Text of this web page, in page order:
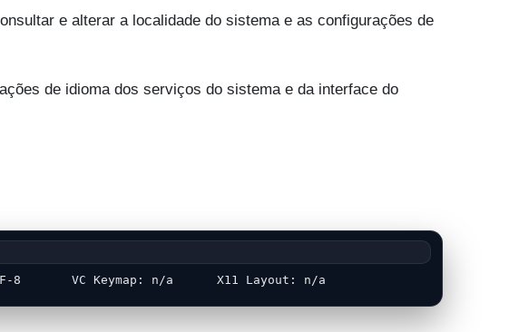
e alterar a localidade do sistema e as configurações de
de idioma dos serviços do sistema e da interface do
8       VC Keymap: n/a      X11 Layout: n/a